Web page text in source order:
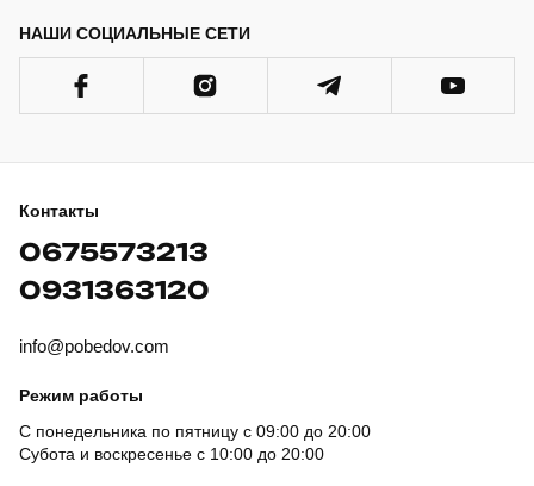
НАШИ СОЦИАЛЬНЫЕ СЕТИ
Контакты
0675573213
0931363120
info@pobedov.com
Режим работы
С понедельника по пятницу с 09:00 до 20:00
Субота и воскресенье с 10:00 до 20:00